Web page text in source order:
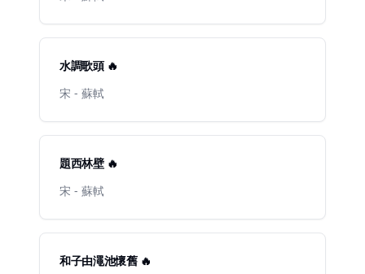
水調歌頭 🔥
宋 - 蘇軾
題西林壁 🔥
宋 - 蘇軾
和子由澠池懷舊 🔥